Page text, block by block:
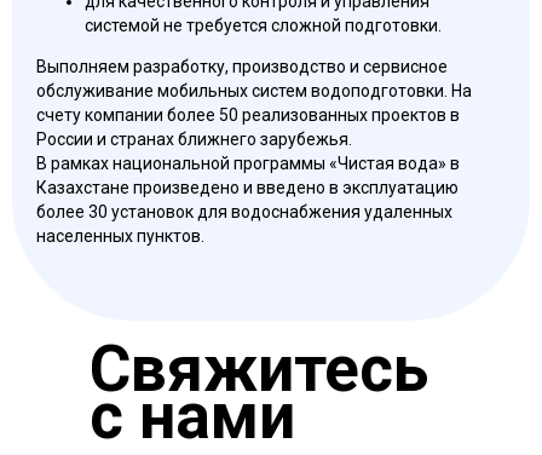
системой не требуется сложной подготовки.
Выполняем разработку, производство и сервисное
обслуживание мобильных систем водоподготовки. На
счету компании более 50 реализованных проектов в
России и странах ближнего зарубежья.
В рамках национальной программы «Чистая вода» в
Казахстане произведено и введено в эксплуатацию
более 30 установок для водоснабжения удаленных
населенных пунктов.
Свяжитесь
с нами